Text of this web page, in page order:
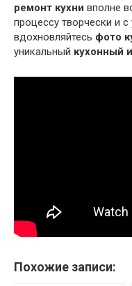
ремонт кухни вполне
процессу творчески и
вдохновляйтесь фото
уникальный кухонный
Похожие записи: